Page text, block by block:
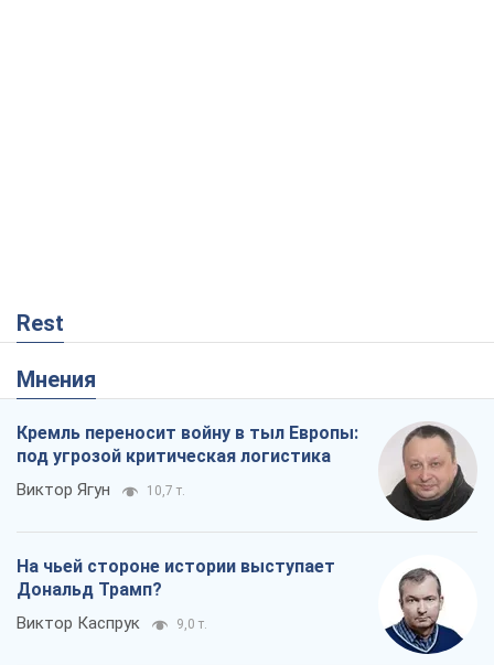
Rest
Мнения
Кремль переносит войну в тыл Европы:
под угрозой критическая логистика
Виктор Ягун 10,7 т.
На чьей стороне истории выступает
Дональд Трамп?
Виктор Каспрук 9,0 т.